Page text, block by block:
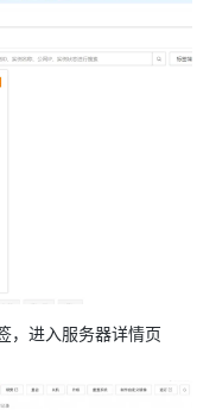
，进入服务器详情页